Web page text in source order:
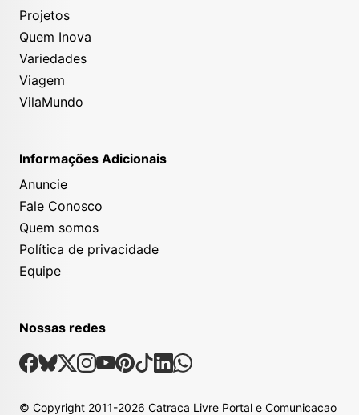
Projetos
Quem Inova
Variedades
Viagem
VilaMundo
Informações Adicionais
Anuncie
Fale Conosco
Quem somos
Política de privacidade
Equipe
Nossas redes
Nossas Redes Sociais
Facebook
Bsky
X Instagram
Youtube
Pinterest
TiktokLinkedin
Whatsapp
© Copyright 2011-2026 Catraca Livre Portal e Comunicacao